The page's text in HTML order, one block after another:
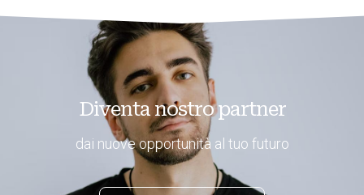
Diventa nostro partner
dai nuove opportunità al tuo futuro